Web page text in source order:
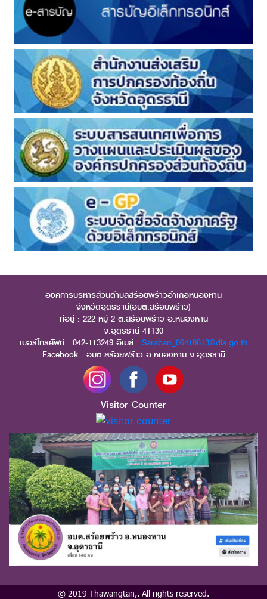
องค์การบริหารส่วนตำบลสร้อยพร้าวอำเภอหนองหาน
จังหวัดอุดรธานี(อบต.สร้อยพร้าว)
ที่อยู่ : 222 หมู่ 2 ต.สร้อยพร้าว อ.หนองหาน
จ.อุดรธานี 41130
เบอร์โทรศัพท์ : 042-113249 อีเมล์ : Saraban_06410613@dla.go.th
Facebook : อบต.สร้อยพร้าว อ.หนองหาน จ.อุดรธานี
Visitor Counter
© 2019 Thawangtan,. All rights reserved.